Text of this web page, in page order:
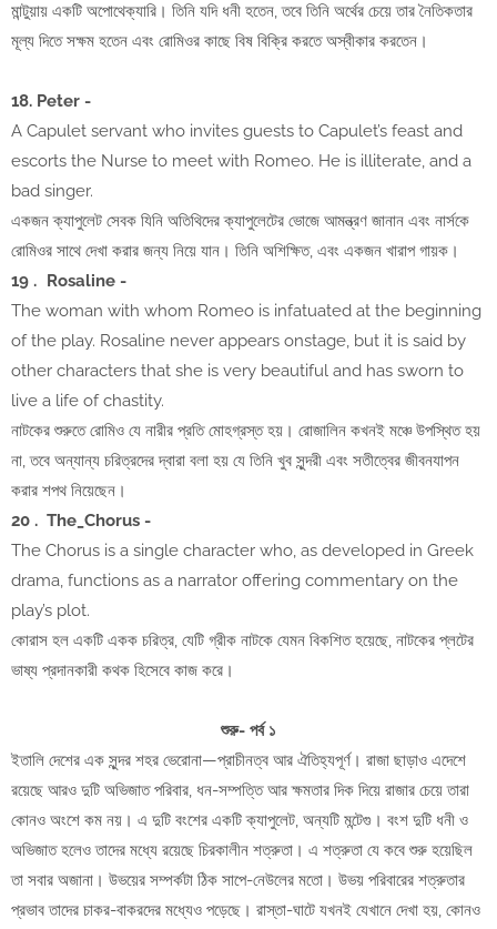
মান্টুয়ায় একটি অপোথেক্যারি। তিনি যদি ধনী হতেন, তবে তিনি অর্থের চেয়ে তার নৈতিকতার
মূল্য দিতে সক্ষম হতেন এবং রোমিওর কাছে বিষ বিক্রি করতে অস্বীকার করতেন।
18. Peter -
A Capulet servant who invites guests to Capulet’s feast and
escorts the Nurse to meet with Romeo. He is illiterate, and a
bad singer.
একজন ক্যাপুলেট সেবক যিনি অতিথিদের ক্যাপুলেটের ভোজে আমন্ত্রণ জানান এবং নার্সকে
রোমিওর সাথে দেখা করার জন্য নিয়ে যান। তিনি অশিক্ষিত, এবং একজন খারাপ গায়ক।
19 . Rosaline -
The woman with whom Romeo is infatuated at the beginning
of the play. Rosaline never appears onstage, but it is said by
other characters that she is very beautiful and has sworn to
live a life of chastity.
নাটকের শুরুতে রোমিও যে নারীর প্রতি মোহগ্রস্ত হয়। রোজালিন কখনই মঞ্চে উপস্থিত হয়
না, তবে অন্যান্য চরিত্রদের দ্বারা বলা হয় যে তিনি খুব সুন্দরী এবং সতীত্বের জীবনযাপন
করার শপথ নিয়েছেন।
20 . The_Chorus -
The Chorus is a single character who, as developed in Greek
drama, functions as a narrator offering commentary on the
play’s plot.
কোরাস হল একটি একক চরিত্র, যেটি গ্রীক নাটকে যেমন বিকশিত হয়েছে, নাটকের প্লটের
ভাষ্য প্রদানকারী কথক হিসেবে কাজ করে।
শুরু- পর্ব ১
ইতালি দেশের এক সুন্দর শহর ভেরোনা—প্রাচীনত্ব আর ঐতিহ্যপূর্ণ। রাজা ছাড়াও এদেশে
রয়েছে আরও দুটি অভিজাত পরিবার, ধন-সম্পত্তি আর ক্ষমতার দিক দিয়ে রাজার চেয়ে তারা
কোনও অংশে কম নয়। এ দুটি বংশের একটি ক্যাপুলেট, অন্যটি মন্টেগু। বংশ দুটি ধনী ও
অভিজাত হলেও তাদের মধ্যে রয়েছে চিরকালীন শত্রুতা। এ শত্রুতা যে কবে শুরু হয়েছিল
তা সবার অজানা। উভয়ের সম্পর্কটা ঠিক সাপে-নেউলের মতো। উভয় পরিবারের শত্রুতার
প্রভাব তাদের চাকর-বাকরদের মধ্যেও পড়েছে। রাস্তা-ঘাটে যখনই যেখানে দেখা হয়, কোনও